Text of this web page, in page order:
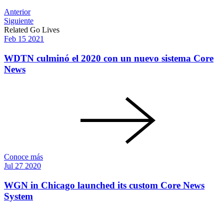
Post
navigation
Anterior
Siguiente
Related Go Lives
Feb 15 2021
WDTN culminó el 2020 con un nuevo sistema Core
News
Conoce más
Jul 27 2020
WGN in Chicago launched its custom Core News
System